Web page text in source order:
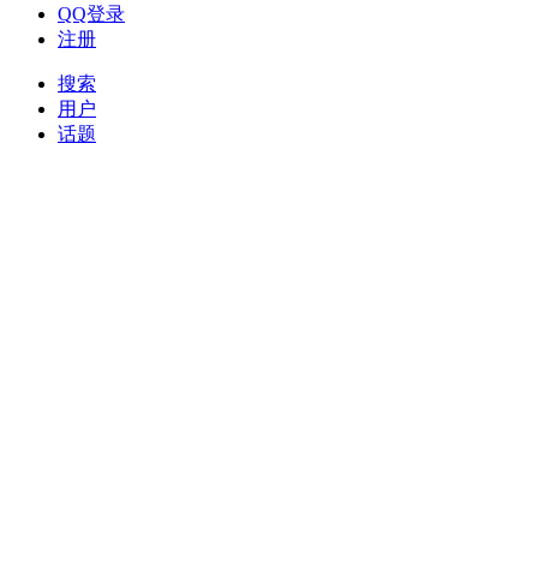
QQ登录
注册
搜索
用户
话题